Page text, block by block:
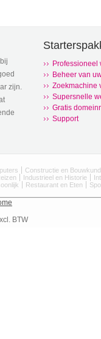
zijn.
Professioneel
Beheer van
Zoekmachine
Supersnelle
Gratis
Support
Constructie en
Industrieel en Historie
Restaurant en Eten
BTW